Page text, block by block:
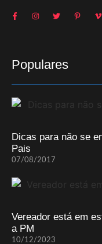
Populares
Dicas para não se
Pais
07/08/2017
Vereador está em
a PM
10/12/2023